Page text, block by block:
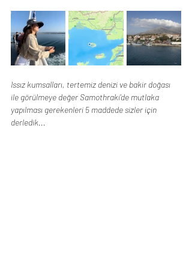
Issız kumsalları, tertemiz denizi ve bakir doğası
ile görülmeye değer Samothraki'de mutlaka
yapılması gerekenleri 5 maddede sizler için
derledik...